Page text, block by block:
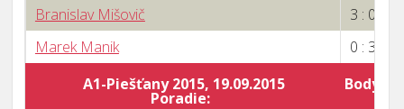
Branislav Mišovič
3 : 0
Marek Manik
0 : 3
A1-Piešťany 2015, 19.09.2015
Poradie:
Body